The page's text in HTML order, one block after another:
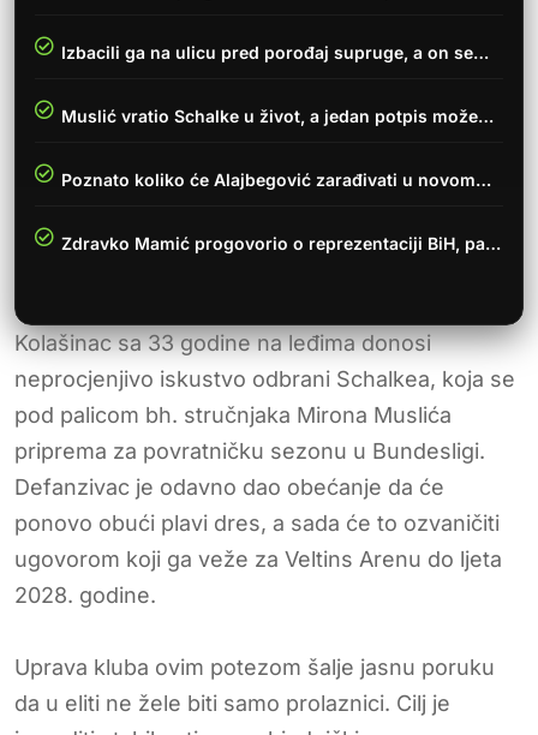
Izbacili ga na ulicu pred porođaj supruge, a on se…
Muslić vratio Schalke u život, a jedan potpis može…
Poznato koliko će Alajbegović zarađivati u novom…
Zdravko Mamić progovorio o reprezentaciji BiH, pa…
Kolašinac sa 33 godine na leđima donosi
neprocjenjivo iskustvo odbrani Schalkea, koja se
pod palicom bh. stručnjaka Mirona Muslića
priprema za povratničku sezonu u Bundesligi.
Defanzivac je odavno dao obećanje da će
ponovo obući plavi dres, a sada će to ozvaničiti
ugovorom koji ga veže za Veltins Arenu do ljeta
2028. godine.
Uprava kluba ovim potezom šalje jasnu poruku
da u eliti ne žele biti samo prolaznici. Cilj je